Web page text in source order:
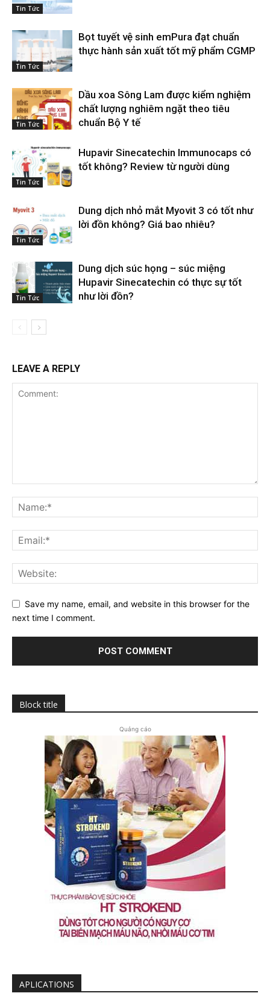
Tin Tức
Tin Tức
Bọt tuyết vệ sinh emPura đạt chuẩn
thực hành sản xuất tốt mỹ phẩm CGMP
Tin Tức
Dầu xoa Sông Lam được kiểm nghiệm
chất lượng nghiêm ngặt theo tiêu
chuẩn Bộ Y tế
Tin Tức
Hupavir Sinecatechin Immunocaps có
tốt không? Review từ người dùng
Tin Tức
Dung dịch nhỏ mắt Myovit 3 có tốt như
lời đồn không? Giá bao nhiêu?
Tin Tức
Dung dịch súc họng – súc miệng
Hupavir Sinecatechin có thực sự tốt
như lời đồn?
LEAVE A REPLY
Save my name, email, and website in this browser for the
next time I comment.
Block title
Quảng cáo
APLICATIONS